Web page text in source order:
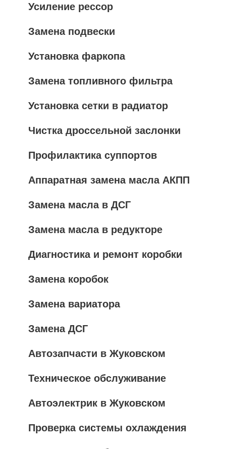
Усиление рессор
Замена подвески
Установка фаркопа
Замена топливного фильтра
Установка сетки в радиатор
Чистка дроссельной заслонки
Профилактика суппортов
Аппаратная замена масла АКПП
Замена масла в ДСГ
Замена масла в редукторе
Диагностика и ремонт коробки
Замена коробок
Замена вариатора
Замена ДСГ
Автозапчасти в Жуковском
Техническое обслуживание
Автоэлектрик в Жуковском
Проверка системы охлаждения